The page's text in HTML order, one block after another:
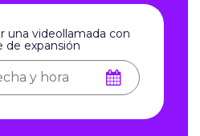
una videollamada con
de expansión